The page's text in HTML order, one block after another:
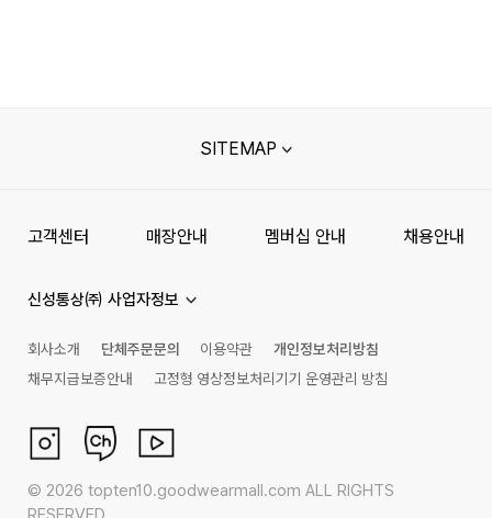
SITEMAP
고객센터 매장안내 멤버십 안내 채용안내
신성통상㈜ 사업자정보
회사소개 단체주문문의 이용약관
개인정보처리방침
채무지급보증안내
고정형 영상정보처리기기 운영관리 방침
© 2026 topten10.goodwearmall.com ALL RIGHTS